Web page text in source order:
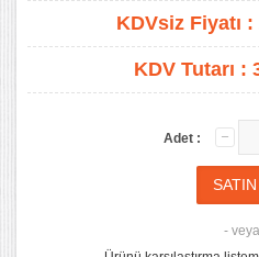
KDVsiz Fiyatı :
KDV Tutarı :
Adet :
-